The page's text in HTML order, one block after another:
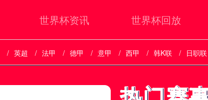
世界杯资讯 世界杯回放
英超 法甲 德甲 意甲 西甲 韩K联 日职联